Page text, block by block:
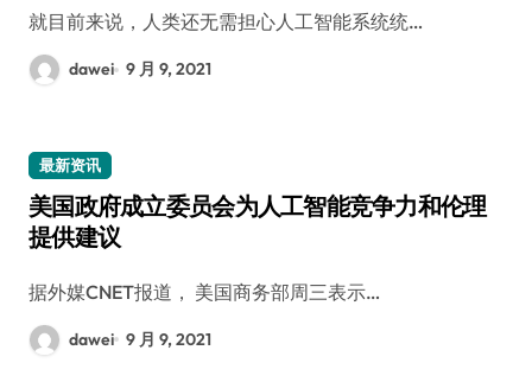
就目前来说，人类还无需担心人工智能系统统…
dawei 9 月 9, 2021
最新资讯
美国政府成立委员会为人工智能竞争力和伦理
提供建议
据外媒CNET报道， 美国商务部周三表示…
dawei 9 月 9, 2021